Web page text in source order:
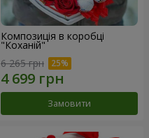
Композиція в коробці
"Коханій"
6 265 грн
Замовити